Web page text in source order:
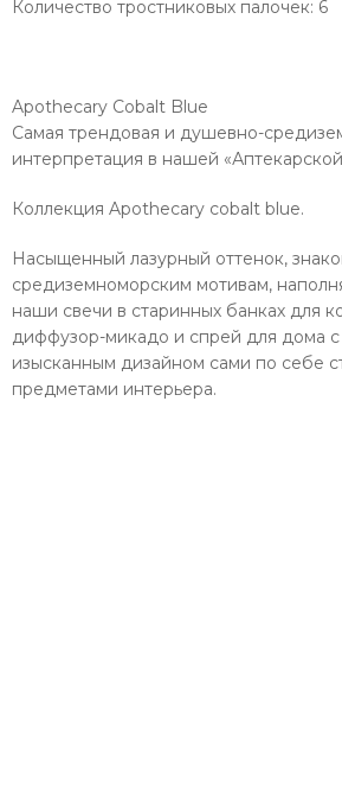
Количество тростниковых палочек: 6
Apothecary Cobalt Blue
Самая трендовая и душевно-
интерпретация в нашей
Коллекция Apothecary cobalt blue.
Насыщенный лазурный оттенок,
средиземноморским мотивам,
наши свечи в старинных банках для
диффузор-микадо и спрей для дома
изысканным дизайном сами по себе
предметами интерьера.